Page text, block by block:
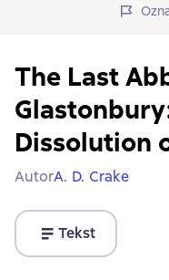
The Last
Dissolution
AutorA. D. Crake
Tekst